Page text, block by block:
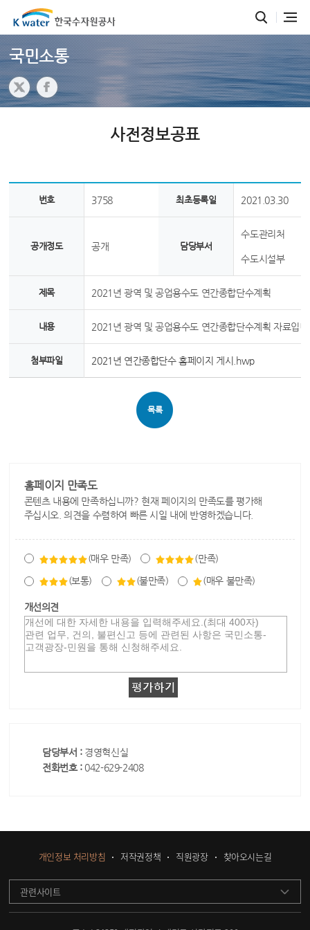
국민소통
사전정보공표
번호 3758 최초등록일 2021.03.30
공개정도 공개 담당부서
수도관리처
수도시설부
제목 2021년 광역 및 공업용수도 연간종합단수계획
내용 2021년 광역 및 공업용수도 연간종합단수계획 자료입
첨부파일 2021년 연간종합단수 홈페이지 게시.hwp
목록
홈페이지 만족도
콘텐츠 내용에 만족하십니까? 현재 페이지의 만족도를 평가해
주십시오. 의견을 수렴하여 빠른 시일 내에 반영하겠습니다.
(매우 만족) (만족)
(보통) (불만족) (매우 불만족)
개선의견
담당부서 : 경영혁신실
전화번호 : 042-629-2408
개인정보 처리방침 저작권정책 직원광장 찾아오시는길
관련사이트